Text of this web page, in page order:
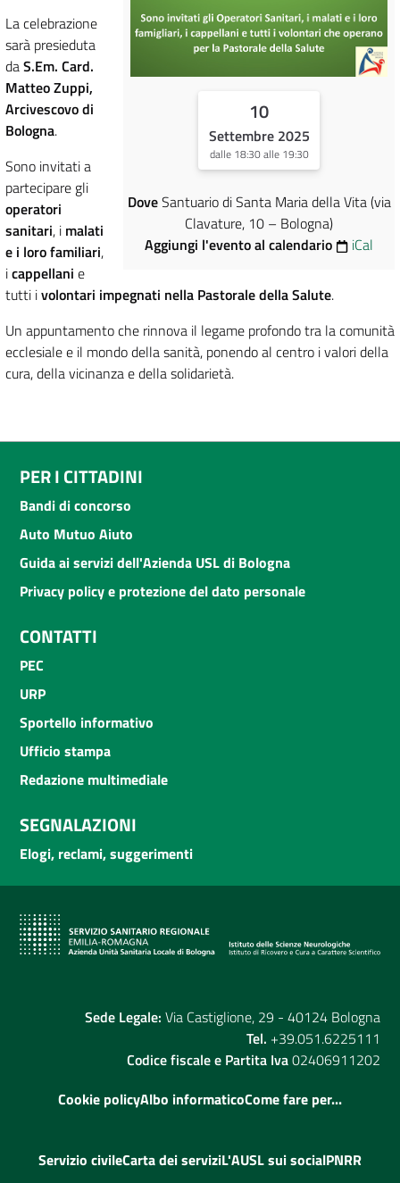
10
Settembre 2025
dalle 18:30 alle 19:30
DoveSantuario di Santa Maria della Vita (via
Clavature, 10 – Bologna)
Aggiungi l'evento al calendario
iCal
La celebrazione
sarà presieduta
daS.Em. Card.
Matteo Zuppi,
Arcivescovo di
Bologna.
Sono invitati a
partecipare gli
operatori
sanitari, i malati
e i loro familiari,
icappellani e
tutti ivolontari impegnati nella Pastorale della Salute.
Un appuntamento che rinnova il legame profondo tra la comunità
ecclesiale e il mondo della sanità, ponendo al centro i valori della
cura, della vicinanza e della solidarietà.
PER I CITTADINI
Bandi di concorso
Auto Mutuo Aiuto
Guida ai servizi dell'Azienda USL di Bologna
Privacy policy e protezione del dato personale
CONTATTI
PEC
URP
Sportello informativo
Ufficio stampa
Redazione multimediale
SEGNALAZIONI
Elogi, reclami, suggerimenti
Sede Legale: Via Castiglione, 29 - 40124 Bologna
Tel. +39.051.6225111
Codice fiscale e Partita Iva02406911202
Cookie policyAlbo informaticoCome fare per...
Servizio civileCarta dei serviziL'AUSL sui socialPNRR